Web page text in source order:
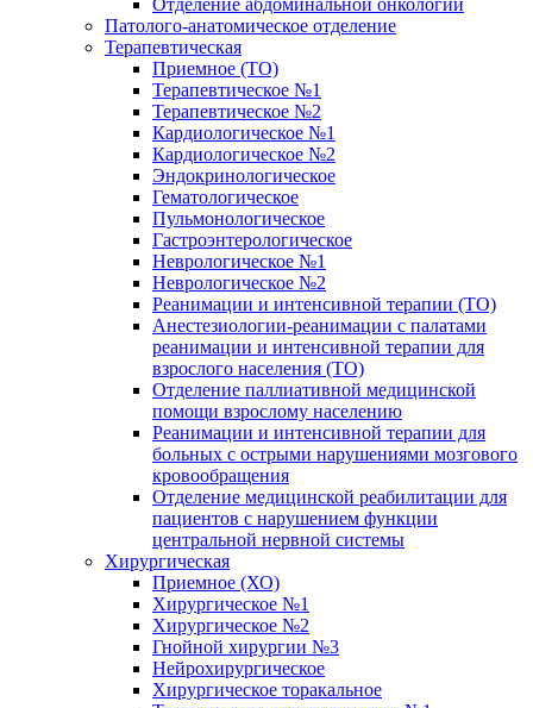
Отделение абдоминальной онкологии
Патолого-анатомическое отделение
Терапевтическая
Приемное (ТО)
Терапевтическое №1
Терапевтическое №2
Кардиологическое №1
Кардиологическое №2
Эндокринологическое
Гематологическое
Пульмонологическое
Гастроэнтерологическое
Неврологическое №1
Неврологическое №2
Реанимации и интенсивной терапии (ТО)
Анестезиологии-реанимации с палатами
реанимации и интенсивной терапии для
взрослого населения (ТО)
Отделение паллиативной медицинской
помощи взрослому населению
Реанимации и интенсивной терапии для
больных с острыми нарушениями мозгового
кровообращения
Отделение медицинской реабилитации для
пациентов с нарушением функции
центральной нервной системы
Хирургическая
Приемное (ХО)
Хирургическое №1
Хирургическое №2
Гнойной хирургии №3
Нейрохирургическое
Хирургическое торакальное